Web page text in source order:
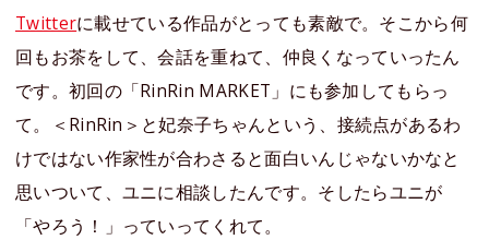
Twitterに載せている作品がとっても素敵で。そこから何
回もお茶をして、会話を重ねて、仲良くなっていったん
です。初回の「RinRin MARKET」にも参加してもらっ
て。＜RinRin＞と妃奈子ちゃんという、接続点があるわ
けではない作家性が合わさると面白いんじゃないかなと
思いついて、ユニに相談したんです。そしたらユニが
「やろう！」っていってくれて。